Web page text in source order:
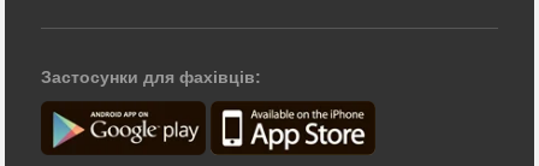
Застосунки для фахівців: